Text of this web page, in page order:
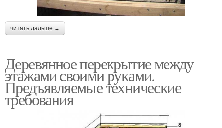
читать дальше →
Деревянное перекрытие между
этажами своими руками.
Предъявляемые технические
требования